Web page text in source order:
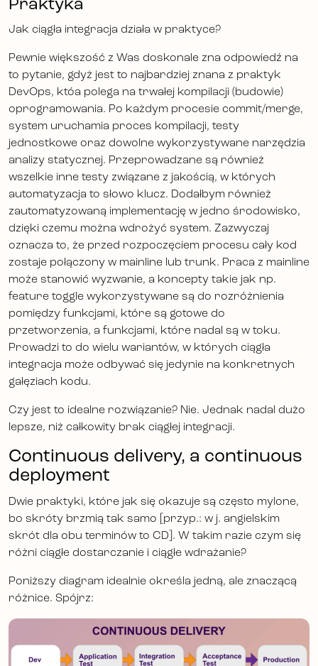
Praktyka
Jak ciągła integracja działa w praktyce?
Pewnie większość z Was doskonale zna odpowiedź na
to pytanie, gdyż jest to najbardziej znana z praktyk
DevOps, któa polega na trwałej kompilacji (budowie)
oprogramowania. Po każdym procesie commit/merge,
system uruchamia proces kompilacji, testy
jednostkowe oraz dowolne wykorzystywane narzędzia
analizy statycznej. Przeprowadzane są również
wszelkie inne testy związane z jakością, w których
automatyzacja to słowo klucz. Dodałbym również
zautomatyzowaną implementację w jedno środowisko,
dzięki czemu można wdrożyć system. Zazwyczaj
oznacza to, że przed rozpoczęciem procesu cały kod
zostaje połączony w mainline lub trunk. Praca z mainline
może stanowić wyzwanie, a koncepty takie jak np.
feature toggle wykorzystywane są do rozróżnienia
pomiędzy funkcjami, które są gotowe do
przetworzenia, a funkcjami, które nadal są w toku.
Prowadzi to do wielu wariantów, w których ciągła
integracja może odbywać się jedynie na konkretnych
gałęziach kodu.
Czy jest to idealne rozwiązanie? Nie. Jednak nadal dużo
lepsze, niż całkowity brak ciągłej integracji.
Continuous delivery, a continuous
deployment
Dwie praktyki, które jak się okazuje są często mylone,
bo skróty brzmią tak samo [przyp.: w j. angielskim
skrót dla obu terminów to CD]. W takim razie czym się
różni ciągłe dostarczanie i ciągłe wdrażanie?
Poniższy diagram idealnie określa jedną, ale znaczącą
różnice. Spójrz: